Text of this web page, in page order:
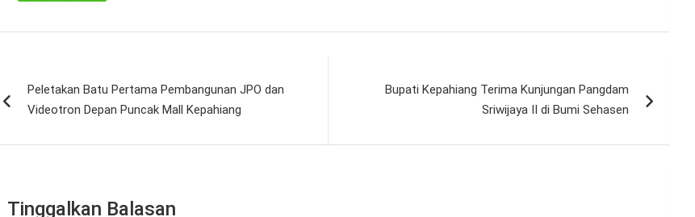
posPeletakan Batu Pertama Pembangunan JPO dan
Videotron Depan Puncak Mall Kepahiang
Bupati Kepahiang Terima Kunjungan Pangdam
Sriwijaya II di Bumi Sehasen
Tinggalkan Balasan